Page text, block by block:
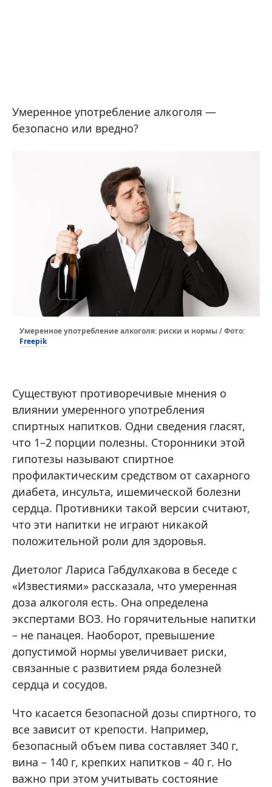
Умеренное употребление алкоголя —
безопасно или вредно?
Умеренное употребление алкоголя: риски и нормы / Фото:
Freepik
Существуют противоречивые мнения о
влиянии умеренного употребления
спиртных напитков. Одни сведения гласят,
что 1–2 порции полезны. Сторонники этой
гипотезы называют спиртное
профилактическим средством от сахарного
диабета, инсульта, ишемической болезни
сердца. Противники такой версии считают,
что эти напитки не играют никакой
положительной роли для здоровья.
Диетолог Лариса Габдулхакова в беседе с
«Известиями» рассказала, что умеренная
доза алкоголя есть. Она определена
экспертами ВОЗ. Но горячительные напитки
– не панацея. Наоборот, превышение
допустимой нормы увеличивает риски,
связанные с развитием ряда болезней
сердца и сосудов.
Что касается безопасной дозы спиртного, то
все зависит от крепости. Например,
безопасный объем пива составляет 340 г,
вина – 140 г, крепких напитков – 40 г. Но
важно при этом учитывать состояние